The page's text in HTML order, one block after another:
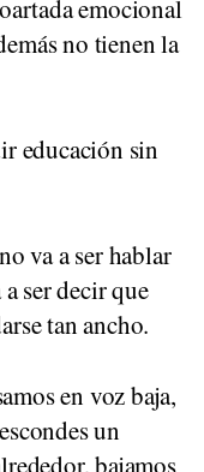
emocional
no tienen la
educación sin
va a ser hablar
ser decir que
tan ancho.
en voz baja,
un
bajamos